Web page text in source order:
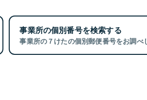
事業所の個別番号を検索する
事業所の７けたの個別郵便番号をお調べ